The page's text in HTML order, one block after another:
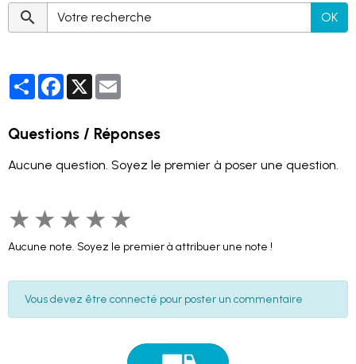
OK
PartagerFacebook
X
Questions / Réponses
Aucune question. Soyez le premier à poser une question.
★ ★ ★ ★ ★
Aucune note. Soyez le premier à attribuer une note !
Vous devez être connecté pour poster un commentaire